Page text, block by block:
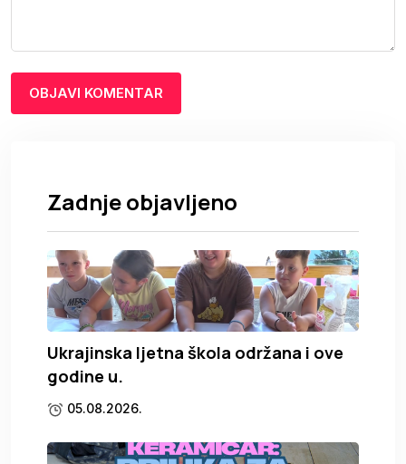
Zadnje objavljeno
Ukrajinska ljetna škola održana i ove
godine u.
05.08.2026.